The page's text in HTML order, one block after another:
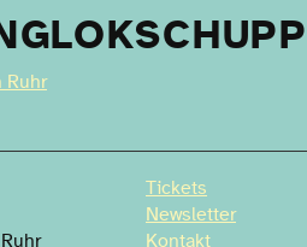
Ruhr
Tickets
Newsletter
Kontakt